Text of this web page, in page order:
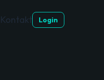
Kontakt Login